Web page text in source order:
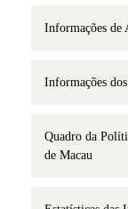
Informações de
Informações
Quadro da
de Macau